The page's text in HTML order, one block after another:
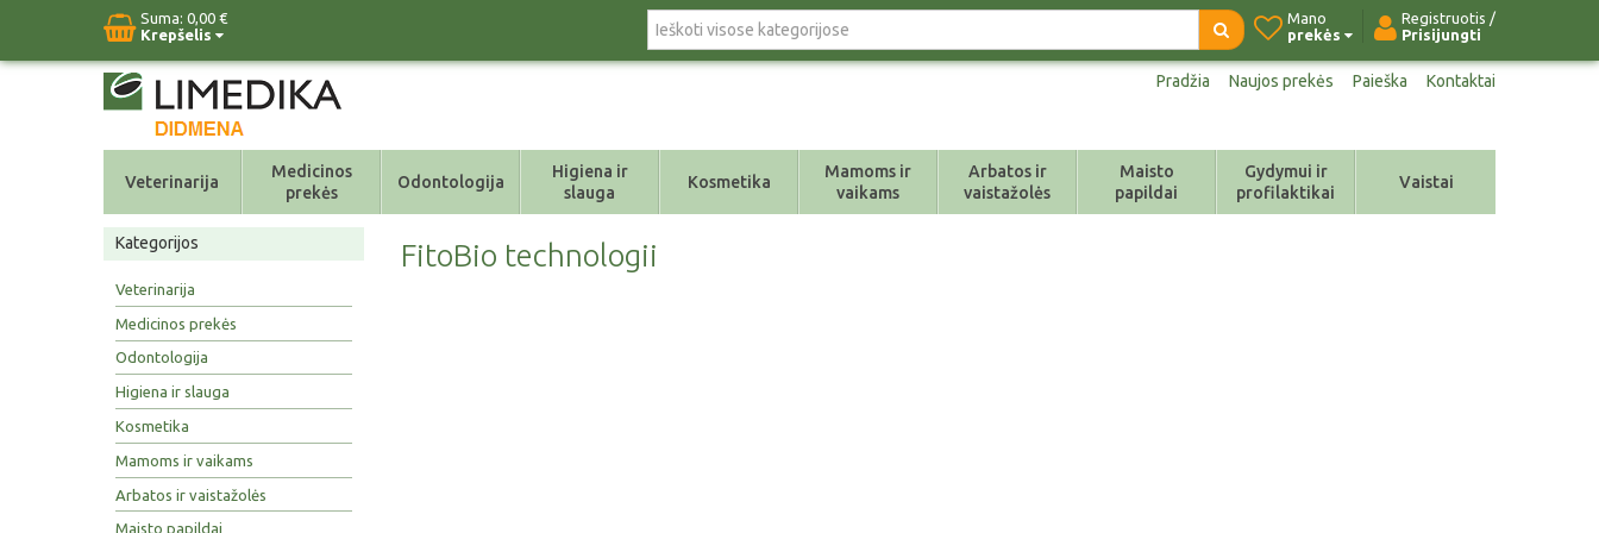
Suma: 0,00 €
Krepšelis
Registruotis /
Prisijungti
Mano
prekės
Pradžia Naujos prekės Paieška Kontaktai
Veterinarija
Medicinos
prekės
Odontologija
Higiena ir
slauga
Kosmetika
Mamoms ir
vaikams
Arbatos ir
vaistažolės
Maisto
papildai
Gydymui ir
profilaktikai
Vaistai
Kategorijos
Veterinarija
Medicinos prekės
Odontologija
Higiena ir slauga
Kosmetika
Mamoms ir vaikams
Arbatos ir vaistažolės
Maisto papildai
FitoBio technologii